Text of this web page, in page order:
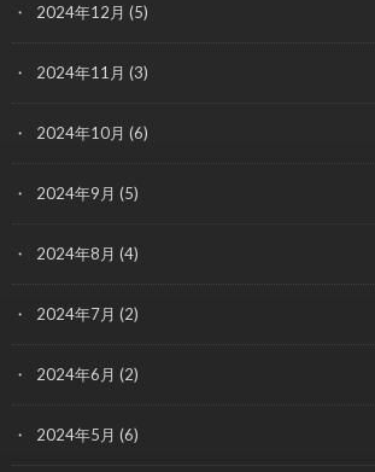
2024年12月 (5)
2024年11月 (3)
2024年10月 (6)
2024年9月 (5)
2024年8月 (4)
2024年7月 (2)
2024年6月 (2)
2024年5月 (6)